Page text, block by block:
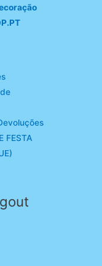
FESTA